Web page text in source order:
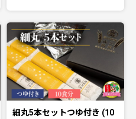
細丸5本セットつゆ付き (10